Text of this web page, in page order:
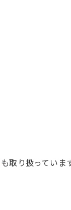
も取り扱っていま